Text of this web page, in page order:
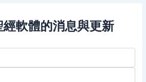
經軟體的消息與更新